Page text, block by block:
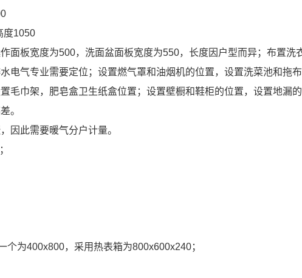
度1050
面板宽度为500，洗面盆面板宽度为550，长度因户型而异；布置洗
电气专业需要定位；设置燃气罩和油烟机的位置，设置洗菜池和拖
毛巾架，肥皂盒卫生纸盒位置；设置壁橱和鞋柜的位置，设置地漏
。
因此需要暖气分户计量。
；
个为400x800，采用热表箱为800x600x240；